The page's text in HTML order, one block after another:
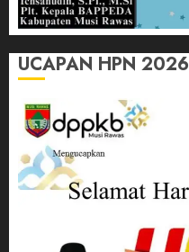
UCAPAN HPN 2026